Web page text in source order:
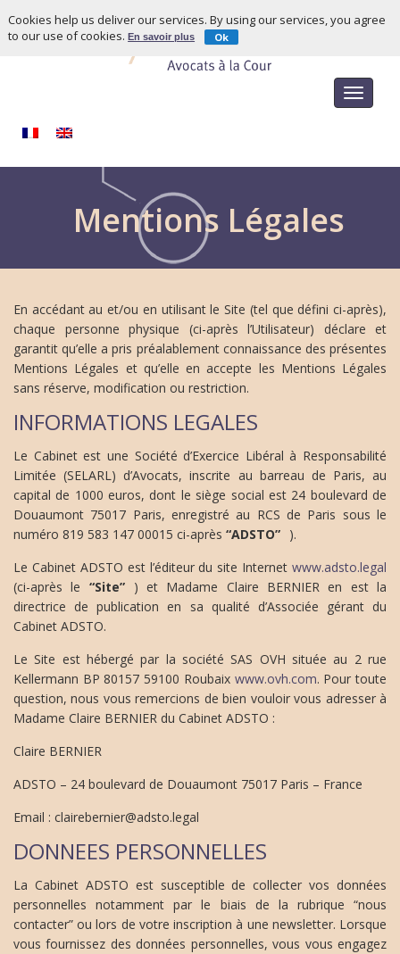
Toggle
Mentions Légales
En accédant au et/ou en utilisant le Site (tel que défini ci-après),
chaque personne physique (ci-après l’Utilisateur) déclare et
garantit qu’elle a pris préalablement connaissance des présentes
Mentions Légales et qu’elle en accepte les Mentions Légales
sans réserve, modification ou restriction.
INFORMATIONS LEGALES
Le Cabinet est une Société d’Exercice Libéral à Responsabilité
Limitée (SELARL) d’Avocats, inscrite au barreau de Paris, au
capital de 1000 euros, dont le siège social est 24 boulevard de
Douaumont 75017 Paris, enregistré au RCS de Paris sous le
numéro 819 583 147 00015 ci-après “ADSTO” ).
Le Cabinet ADSTO est l’éditeur du site Internet www.adsto.legal
(ci-après le “Site” ) et Madame Claire BERNIER en est la
directrice de publication en sa qualité d’Associée gérant du
Cabinet ADSTO.
Le Site est hébergé par la société SAS OVH située au 2 rue
Kellermann BP 80157 59100 Roubaix www.ovh.com. Pour toute
question, nous vous remercions de bien vouloir vous adresser à
Madame Claire BERNIER du Cabinet ADSTO :
Claire BERNIER
ADSTO – 24 boulevard de Douaumont 75017 Paris – France
Email : clairebernier@adsto.legal
DONNEES PERSONNELLES
La Cabinet ADSTO est susceptible de collecter vos données
personnelles notamment par le biais de la rubrique “nous
contacter” ou lors de votre inscription à une newsletter. Lorsque
vous fournissez des données personnelles, vous vous engagez
Cookies help us deliver our services. By using our services, you agree
to our use of cookies.En savoir plus Ok